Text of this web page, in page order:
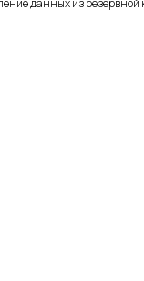
данных из резервной